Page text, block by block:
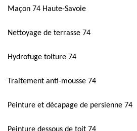
Maçon 74 Haute-Savoie
Nettoyage de terrasse 74
Hydrofuge toiture 74
Traitement anti-mousse 74
Peinture et décapage de persienne 74